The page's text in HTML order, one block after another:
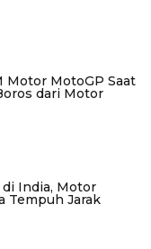
Motor MotoGP Saat
dari Motor
India, Motor
Tempuh Jarak